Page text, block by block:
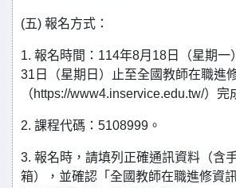
(五) 報名方式：
1. 報名時間：114年8月18日（星期一
31日（星期日）止至全國教師在職進
（https://www4.inservice.edu.tw/）完
2. 課程代碼：5108999。
3. 報名時，請填列正確通訊資料（含
箱），並確認「全國教師在職進修資